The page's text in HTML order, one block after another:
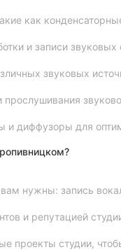
как
и записи
звуковых
и диффузоры для
нужны: запись
и репутацией
проекты студии,